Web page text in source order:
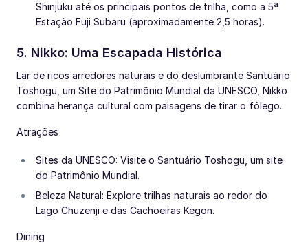
Shinjuku até os principais pontos de trilha, como a 5ª
Estação Fuji Subaru (aproximadamente 2,5 horas).
5. Nikko: Uma Escapada Histórica
Lar de ricos arredores naturais e do deslumbrante Santuário
Toshogu, um Site do Patrimônio Mundial da UNESCO, Nikko
combina herança cultural com paisagens de tirar o fôlego.
Atrações
Sites da UNESCO: Visite o Santuário Toshogu, um site
do Patrimônio Mundial.
Beleza Natural: Explore trilhas naturais ao redor do
Lago Chuzenji e das Cachoeiras Kegon.
Dining